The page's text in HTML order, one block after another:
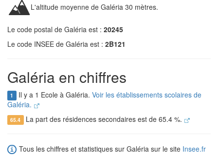
L'altitude moyenne de Galéria 30 mètres.
Le code postal de Galéria est : 20245
Le code INSEE de Galéria est : 2B121
Galéria en chiffres
1 Il y a 1 Ecole à Galéria. Voir les établissements scolaires de
Galéria.
65.4 La part des résidences secondaires est de 65.4 %.
Tous les chiffres et statistiques sur Galéria sur le site Insee.fr